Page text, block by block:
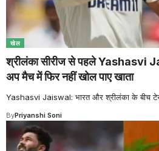
खेल
श्रीलंका सीरीज से पहले Yashasvi
अप मैच में फिर नहीं खोल पाए खाता
Yashasvi Jaiswal: भारत और श्रीलंका के बीच
ByPriyanshi Soni